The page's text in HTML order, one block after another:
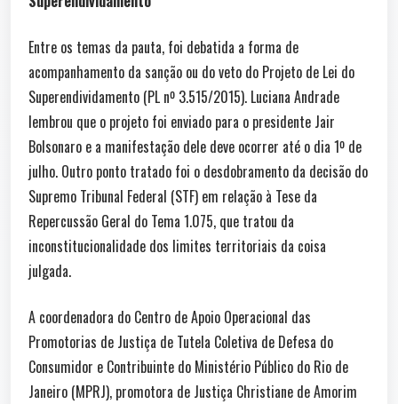
Entre os temas da pauta, foi debatida a forma de
acompanhamento da sanção ou do veto do Projeto de Lei do
Superendividamento (PL nº 3.515/2015). Luciana Andrade
lembrou que o projeto foi enviado para o presidente Jair
Bolsonaro e a manifestação dele deve ocorrer até o dia 1º de
julho. Outro ponto tratado foi o desdobramento da decisão do
Supremo Tribunal Federal (STF) em relação à Tese da
Repercussão Geral do Tema 1.075, que tratou da
inconstitucionalidade dos limites territoriais da coisa
julgada.
A coordenadora do Centro de Apoio Operacional das
Promotorias de Justiça de Tutela Coletiva de Defesa do
Consumidor e Contribuinte do Ministério Público do Rio de
Janeiro (MPRJ), promotora de Justiça Christiane de Amorim